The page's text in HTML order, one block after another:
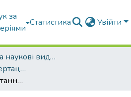
за
Статистика Увійти
Навчальні та наукові видання
Автореферати дисертацій та дисертації
Розвиток і використання біоенергетичного потенціалу сільськогосподарських підприємств